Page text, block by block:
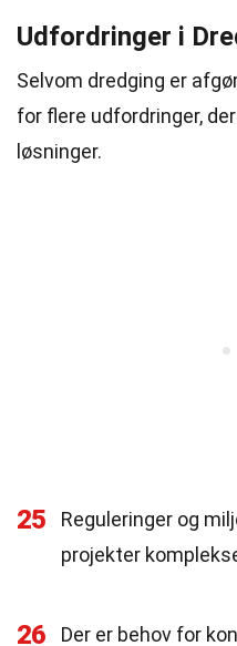
Udfordringer i
Selvom dredging er
for flere udfordringer,
løsninger.
25
Reguleringer og
projekter
26
Der er behov for